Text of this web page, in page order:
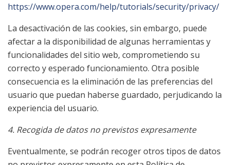
https://www.opera.com/help/tutorials/security/privacy/
La desactivación de las cookies, sin embargo, puede
afectar a la disponibilidad de algunas herramientas y
funcionalidades del sitio web, comprometiendo su
correcto y esperado funcionamiento. Otra posible
consecuencia es la eliminación de las preferencias del
usuario que puedan haberse guardado, perjudicando la
experiencia del usuario.
4. Recogida de datos no previstos expresamente
Eventualmente, se podrán recoger otros tipos de datos